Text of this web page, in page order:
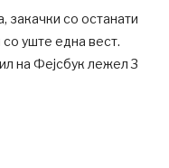
закачки со останати
уште една вест.
на Фејсбук лежел 3